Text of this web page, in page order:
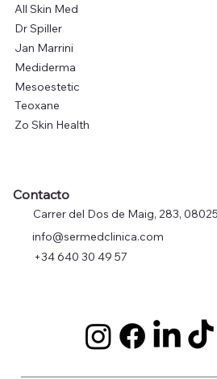
All Skin Med
Dr Spiller
Jan Marrini
Mediderma
Mesoestetic
Teoxane
Zo Skin Health
Contacto
Carrer del Dos de Maig, 283,
info@sermedclinica.com
+34 640 30 49 57